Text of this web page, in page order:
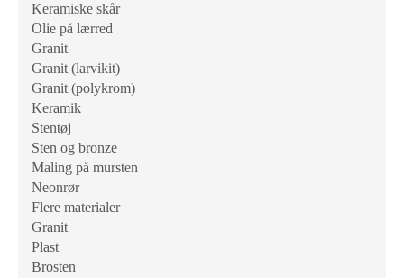
Keramiske skår
Olie på lærred
Granit
Granit (larvikit)
Granit (polykrom)
Keramik
Stentøj
Sten og bronze
Maling på mursten
Neonrør
Flere materialer
Granit
Plast
Brosten